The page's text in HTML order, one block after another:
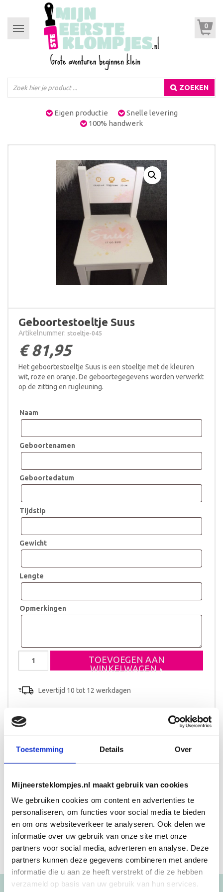
Toestemming Details Over
Mijneersteklompjes.nl maakt gebruik van cookies
We gebruiken cookies om content en advertenties te
personaliseren, om functies voor social media te bieden
en om ons websiteverkeer te analyseren. Ook delen we
informatie over uw gebruik van onze site met onze
partners voor social media, adverteren en analyse. Deze
partners kunnen deze gegevens combineren met andere
informatie die u aan ze heeft verstrekt of die ze hebben
verzameld op basis van uw gebruik van hun services.
Toggle
navigation
0
ZOEKEN
Eigen productie
Snelle levering
100% handwerk
Geboortestoeltje Suus
Artikelnummer: stoeltje-045
€81,95
Het geboortestoeltje Suus is een stoeltje met de kleuren
wit, roze en oranje. De geboortegegevens worden verwerkt
op de zitting en rugleuning.
Naam
Geboortenamen
Geboortedatum
Tijdstip
Gewicht
Lengte
Opmerkingen
TOEVOEGEN AAN
WINKELWAGEN
Levertijd 10 tot 12 werkdagen
Beschrijving
Breedte: 28cm
Hoogte: 55cm